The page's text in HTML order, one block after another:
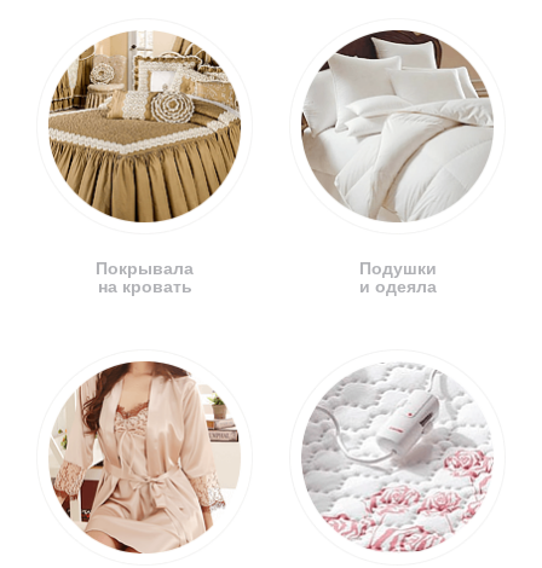
Покрывала
на кровать
Подушки
и одеяла